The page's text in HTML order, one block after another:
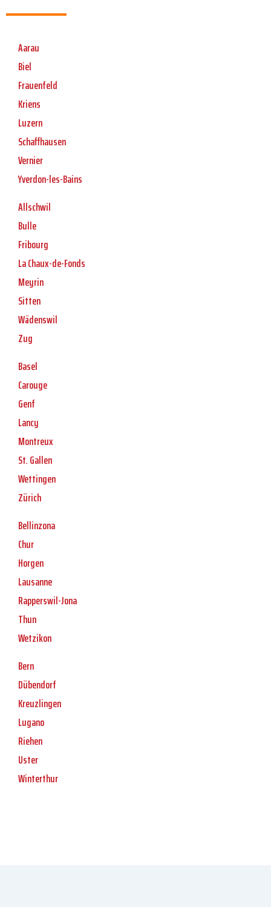
Aarau
Biel
Frauenfeld
Kriens
Luzern
Schaffhausen
Vernier
Yverdon-les-Bains
Allschwil
Bulle
Fribourg
La Chaux-de-Fonds
Meyrin
Sitten
Wädenswil
Zug
Basel
Carouge
Genf
Lancy
Montreux
St. Gallen
Wettingen
Zürich
Bellinzona
Chur
Horgen
Lausanne
Rapperswil-Jona
Thun
Wetzikon
Bern
Dübendorf
Kreuzlingen
Lugano
Riehen
Uster
Winterthur